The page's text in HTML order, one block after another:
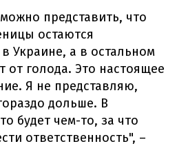
представить, что
остаются
Украине, а в остальном
от голода. Это настоящее
Я не представляю,
дольше. В
будет чем-то, за что
ответственность", –